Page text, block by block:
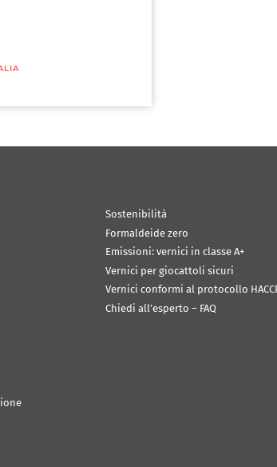
Sostenibilità
Formaldeide zero
Emissioni: vernici in classe A+
Vernici per giocattoli sicuri
Vernici conformi al protocollo
Chiedi all’esperto – FAQ